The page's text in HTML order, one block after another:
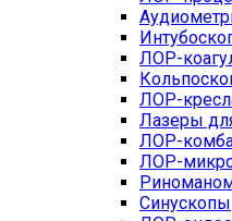
ЛОР-
ЛОР-
Лазеры
ЛОР-
ЛОР-
Синускопы